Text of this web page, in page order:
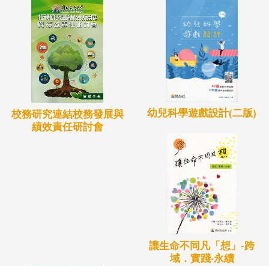
校務研究連結校務發展與
績效責任研討會
幼兒科學遊戲設計(二版)
讓生命不同凡「想」-跨
域．實踐‧永續